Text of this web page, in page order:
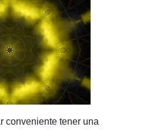
conveniente tener una